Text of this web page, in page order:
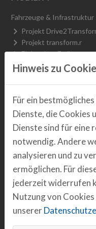
Fahrzeuge & Infrastruktur
Projekt
Projekt transform.r
Elektrobus Emil
Abgeschlossene
Projekt DInO
H2.R
Plattform Safe &
Regensburg Smart City
Abgeschlossene
Daten & Vernetzung
R_Lab Mobilität
Projekt BAIKOR_R
Projekt RSU-Test
Projekt WiSe OMV
Hinweis zu
Für ein
Dienste, die Cookies
Dienste sind für eine
notwendig. Andere
analysieren und zu
ermöglichen. Für
jederzeit widerrufen
Nutzung von
unserer